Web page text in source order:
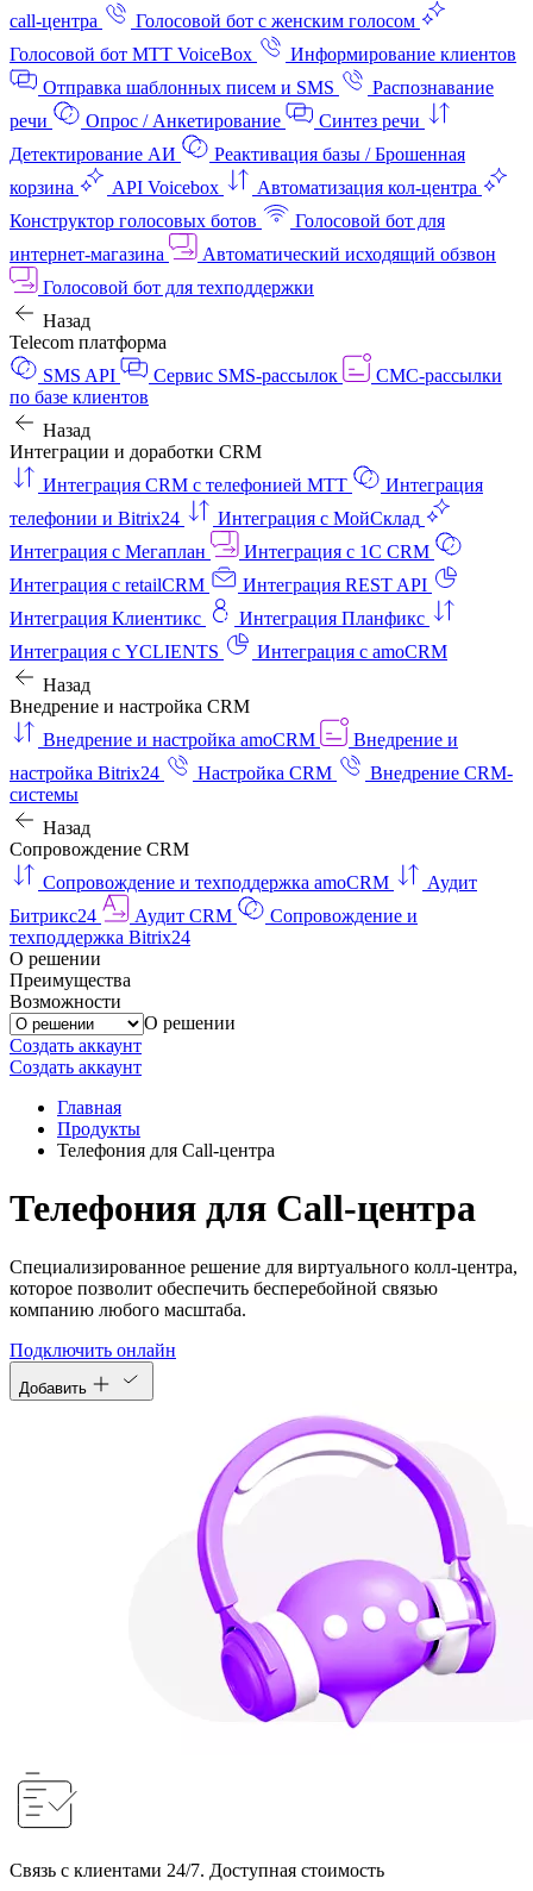
call-центра
Голосовой бот с женским голосом
Голосовой бот МТТ VoiceBox
Информирование клиентов
Отправка шаблонных писем и SMS
Распознавание
речи
Опрос / Анкетирование
Синтез речи
Детектирование АИ
Реактивация базы / Брошенная
корзина
API Voicebox
Автоматизация кол‑центра
Конструктор голосовых ботов
Голосовой бот для
интернет‑магазина
Автоматический исходящий обзвон
Голосовой бот для техподдержки
Назад
Telecom платформа
SMS API
Сервис SMS-рассылок
СМС-рассылки
по базе клиентов
Назад
Интеграции и доработки CRM
Интеграция CRM с телефонией МТТ
Интеграция
телефонии и Bitrix24
Интеграция с МойСклад
Интеграция с Мегаплан
Интеграция с 1C CRM
Интеграция с retailCRM
Интеграция REST API
Интеграция Клиентикс
Интеграция Планфикс
Интеграция с YCLIENTS
Интеграция с amoCRM
Назад
Внедрение и настройка CRM
Внедрение и настройка amoCRM
Внедрение и
настройка Bitrix24
Настройка CRM
Внедрение CRM-
системы
Назад
Сопровождение CRM
Сопровождение и техподдержка amoCRM
Аудит
Битрикс24
Аудит CRM
Сопровождение и
техподдержка Bitrix24
О решении
Преимущества
Возможности
О решении
Создать аккаунт
Создать аккаунт
Главная
Продукты
Телефония для Call-центра
Телефония для Call-центра
Специализированное решение для виртуального колл-центра,
которое позволит обеспечить бесперебойной связью
компанию любого масштаба.
Подключить онлайн
Добавить
Связь с клиентами 24/7. Доступная стоимость